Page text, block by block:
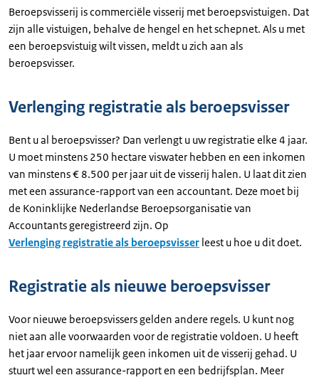
Beroepsvisserij is commerciële visserij met beroepsvistuigen. Dat
zijn alle vistuigen, behalve de hengel en het schepnet. Als u met
een beroepsvistuig wilt vissen, meldt u zich aan als
beroepsvisser.
Verlenging registratie als beroepsvisser
Bent u al beroepsvisser? Dan verlengt u uw registratie elke 4 jaar.
U moet minstens 250 hectare viswater hebben en een inkomen
van minstens € 8.500 per jaar uit de visserij halen. U laat dit zien
met een assurance-rapport van een accountant. Deze moet bij
de Koninklijke Nederlandse Beroepsorganisatie van
Accountants geregistreerd zijn. Op
Verlenging registratie als beroepsvisser leest u hoe u dit doet.
Registratie als nieuwe beroepsvisser
Voor nieuwe beroepsvissers gelden andere regels. U kunt nog
niet aan alle voorwaarden voor de registratie voldoen. U heeft
het jaar ervoor namelijk geen inkomen uit de visserij gehad. U
stuurt wel een assurance-rapport en een bedrijfsplan. Meer